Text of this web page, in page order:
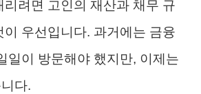
리려면 고인의 재산과 채무 규
이 우선입니다. 과거에는 금융
일이 방문해야 했지만, 이제는
다.